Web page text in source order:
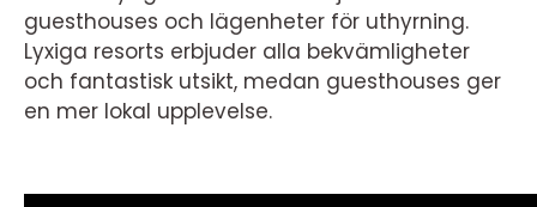
guesthouses och lägenheter för uthyrning.
Lyxiga resorts erbjuder alla bekvämligheter
och fantastisk utsikt, medan guesthouses ger
en mer lokal upplevelse.